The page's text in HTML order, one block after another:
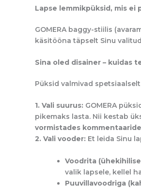
Lapse lemmikpüksid, mis ei
GOMERA baggy-stiilis
käsitööna täpselt Sinu
Sina oled disainer – kuidas
Püksid valmivad
1. Vali suurus: GOMERA
pikemaks lasta. Nii kestab
vormistades
2. Vali vooder: Et leida Sinu
Voodrita
valik lapsele, kellel
Puuvillavoodriga